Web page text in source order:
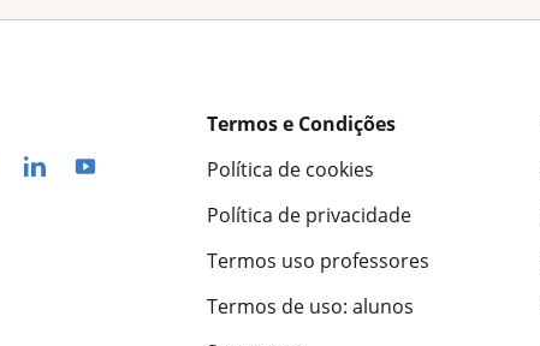
Termos e Condições
Política de cookies
Política de privacidade
Termos uso professores
Termos de uso: alunos